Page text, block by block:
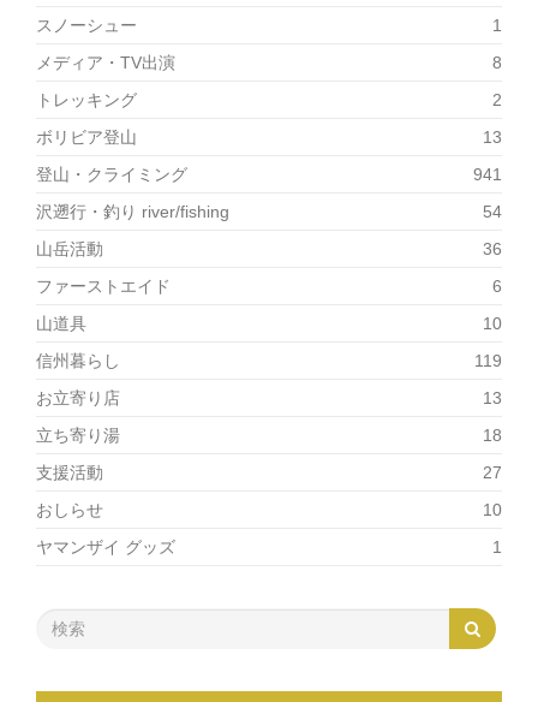
スノーシュー
1
メディア・TV出演
8
トレッキング
2
ボリビア登山
13
登山・クライミング
941
沢遡行・釣り river/fishing
54
山岳活動
36
ファーストエイド
6
山道具
10
信州暮らし
119
お立寄り店
13
立ち寄り湯
18
支援活動
27
おしらせ
10
ヤマンザイ グッズ
1